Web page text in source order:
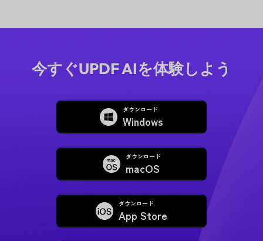
今すぐUPDF AIを体験しよう
ダウンロード
Windows
ダウンロード
macOS
ダウンロード
App Store